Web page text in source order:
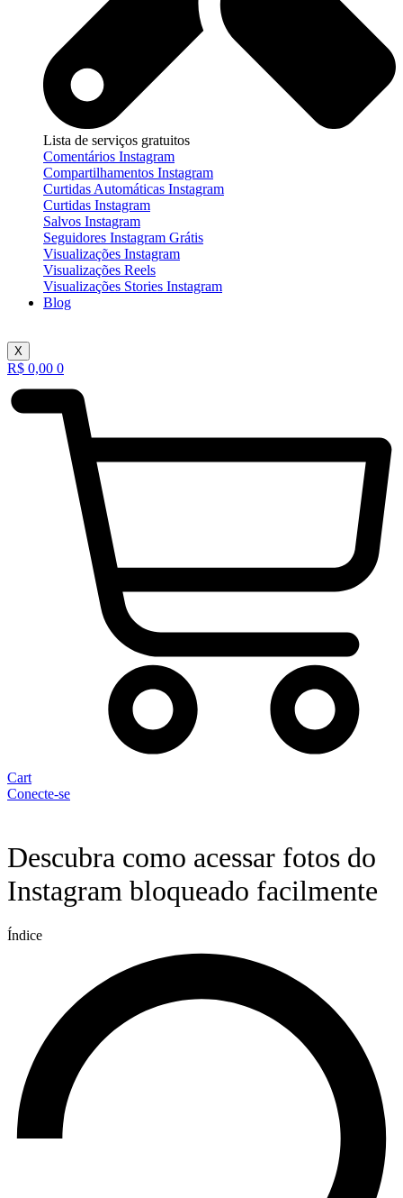
Lista de serviços gratuitos
Comentários Instagram
Compartilhamentos Instagram
Curtidas Automáticas Instagram
Curtidas Instagram
Salvos Instagram
Seguidores Instagram Grátis
Visualizações Instagram
Visualizações Reels
Visualizações Stories Instagram
Blog
X
R$ 0,00 0
Cart
Conecte-se
Descubra como acessar fotos do
Instagram bloqueado facilmente
Índice